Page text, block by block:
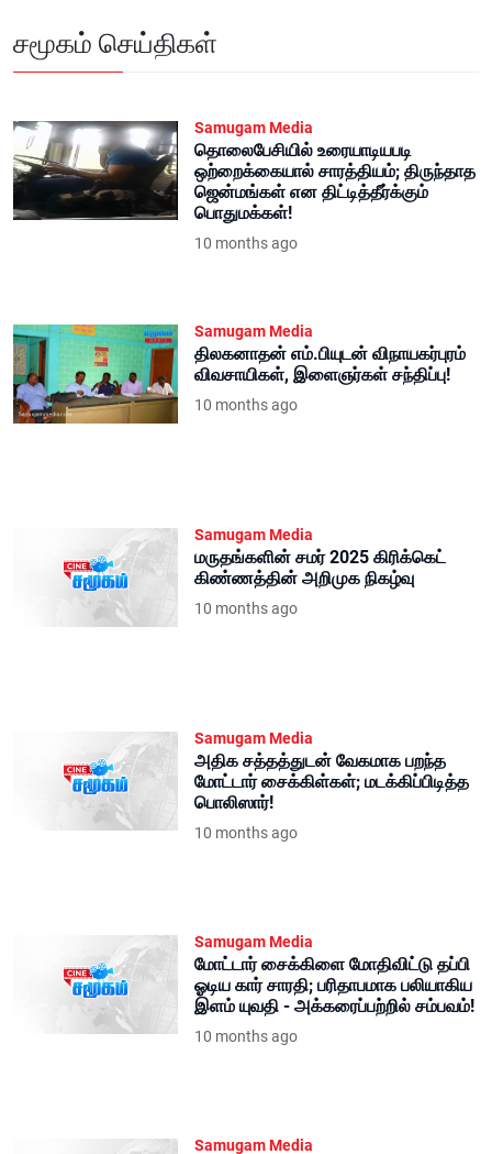
சமூகம் செய்திகள்
Samugam Media
தொலைபேசியில் உரையாடியபடி
ஒற்றைக்கையால் சாரத்தியம்; திருந்தாத
ஜென்மங்கள் என திட்டித்தீர்க்கும்
பொதுமக்கள்!
10 months ago
Samugam Media
திலகனாதன் எம்.பியுடன் விநாயகர்புரம்
விவசாயிகள், இளைஞர்கள் சந்திப்பு!
10 months ago
Samugam Media
மருதங்களின் சமர் 2025 கிரிக்கெட்
கிண்ணத்தின் அறிமுக நிகழ்வு
10 months ago
Samugam Media
அதிக சத்தத்துடன் வேகமாக பறந்த
மோட்டார் சைக்கிள்கள்; மடக்கிப்பிடித்த
பொலிஸார்!
10 months ago
Samugam Media
மோட்டார் சைக்கிளை மோதிவிட்டு தப்பி
ஓடிய கார் சாரதி; பரிதாபமாக பலியாகிய
இளம் யுவதி - அக்கரைப்பற்றில் சம்பவம்!
10 months ago
Samugam Media